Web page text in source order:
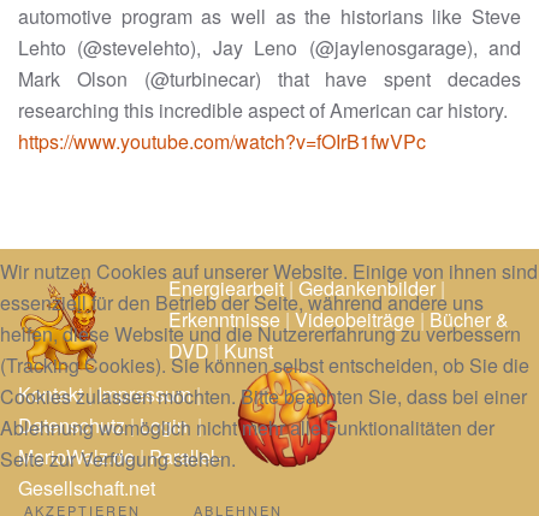
automotive program as well as the historians like Steve
Lehto (@stevelehto), Jay Leno (@jaylenosgarage), and
Mark Olson (@turbinecar) that have spent decades
researching this incredible aspect of American car history.
https://www.youtube.com/watch?v=fOIrB1fwVPc
Energiearbeit|Gedankenbilder|
Erkenntnisse|Videobeiträge|Bücher &
DVD|Kunst
Kontakt|Impressum|
Datenschutz|Login|
MarioWalz.de|Parallel-
Gesellschaft.net
Wir nutzen Cookies auf unserer Website. Einige von ihnen sind
essenziell für den Betrieb der Seite, während andere uns
helfen, diese Website und die Nutzererfahrung zu verbessern
(Tracking Cookies). Sie können selbst entscheiden, ob Sie die
Cookies zulassen möchten. Bitte beachten Sie, dass bei einer
Ablehnung womöglich nicht mehr alle Funktionalitäten der
Seite zur Verfügung stehen.
AKZEPTIEREN ABLEHNEN